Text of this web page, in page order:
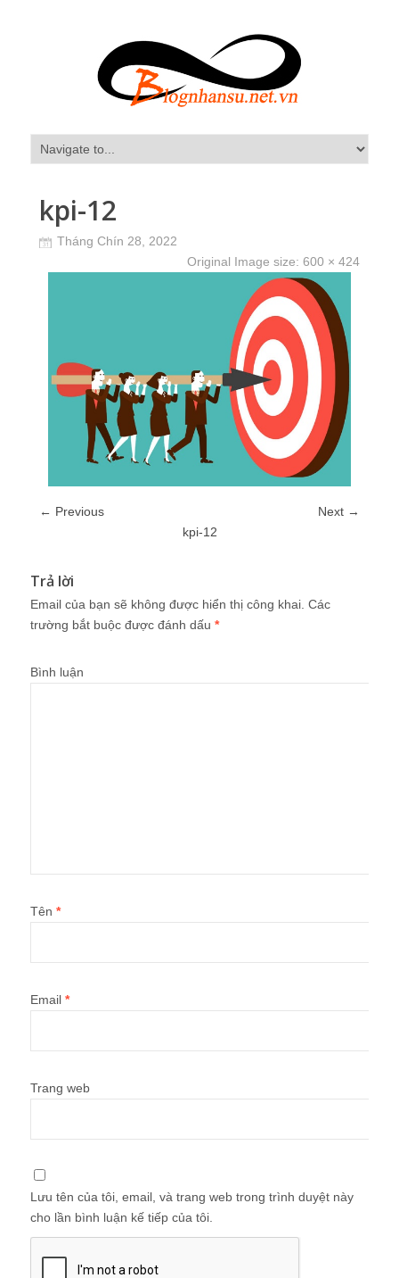
kpi-12
Tháng Chín 28, 2022
Original Image size: 600 × 424
← Previous
Next →
kpi-12
Trả lời
Email của bạn sẽ không được hiển thị công khai. Các
trường bắt buộc được đánh dấu *
Bình luận
Tên *
Email *
Trang web
Lưu tên của tôi, email, và trang web trong trình duyệt này
cho lần bình luận kế tiếp của tôi.